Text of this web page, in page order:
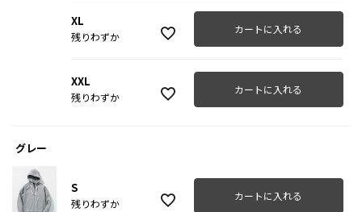
XL
残りわずか
カートに入れる
XXL
残りわずか
カートに入れる
グレー
S
残りわずか
カートに入れる